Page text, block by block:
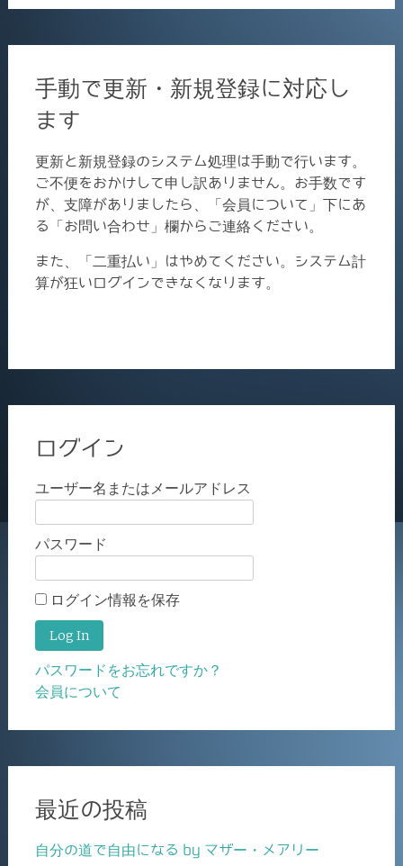
手動で更新・新規登録に対応し
ます
更新と新規登録のシステム処理は手動で行います。
ご不便をおかけして申し訳ありません。お手数です
が、支障がありましたら、「会員について」下にあ
る「お問い合わせ」欄からご連絡ください。
また、「二重払い」はやめてください。システム計
算が狂いログインできなくなります。
ログイン
ユーザー名またはメールアドレス
パスワード
ログイン情報を保存
パスワードをお忘れですか？
会員について
最近の投稿
自分の道で自由になる by マザー・メアリー